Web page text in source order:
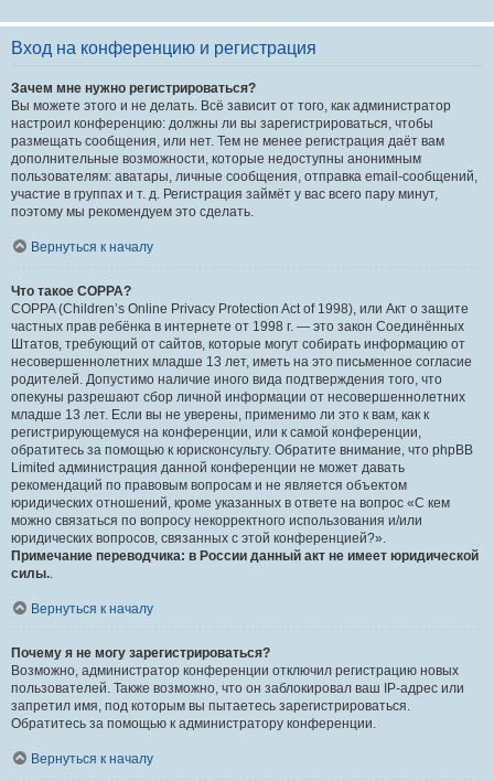
Вход на конференцию и регистрация
Зачем мне нужно регистрироваться?
Вы можете этого и не делать. Всё зависит от того, как администратор
настроил конференцию: должны ли вы зарегистрироваться, чтобы
размещать сообщения, или нет. Тем не менее регистрация даёт вам
дополнительные возможности, которые недоступны анонимным
пользователям: аватары, личные сообщения, отправка email-сообщений,
участие в группах и т. д. Регистрация займёт у вас всего пару минут,
поэтому мы рекомендуем это сделать.
Вернуться к началу
Что такое COPPA?
COPPA (Children’s Online Privacy Protection Act of 1998), или Акт о защите
частных прав ребёнка в интернете от 1998 г. — это закон Соединённых
Штатов, требующий от сайтов, которые могут собирать информацию от
несовершеннолетних младше 13 лет, иметь на это письменное согласие
родителей. Допустимо наличие иного вида подтверждения того, что
опекуны разрешают сбор личной информации от несовершеннолетних
младше 13 лет. Если вы не уверены, применимо ли это к вам, как к
регистрирующемуся на конференции, или к самой конференции,
обратитесь за помощью к юрисконсульту. Обратите внимание, что phpBB
Limited администрация данной конференции не может давать
рекомендаций по правовым вопросам и не является объектом
юридических отношений, кроме указанных в ответе на вопрос «С кем
можно связаться по вопросу некорректного использования и/или
юридических вопросов, связанных с этой конференцией?».
Примечание переводчика: в России данный акт не имеет юридической
силы..
Вернуться к началу
Почему я не могу зарегистрироваться?
Возможно, администратор конференции отключил регистрацию новых
пользователей. Также возможно, что он заблокировал ваш IP-адрес или
запретил имя, под которым вы пытаетесь зарегистрироваться.
Обратитесь за помощью к администратору конференции.
Вернуться к началу